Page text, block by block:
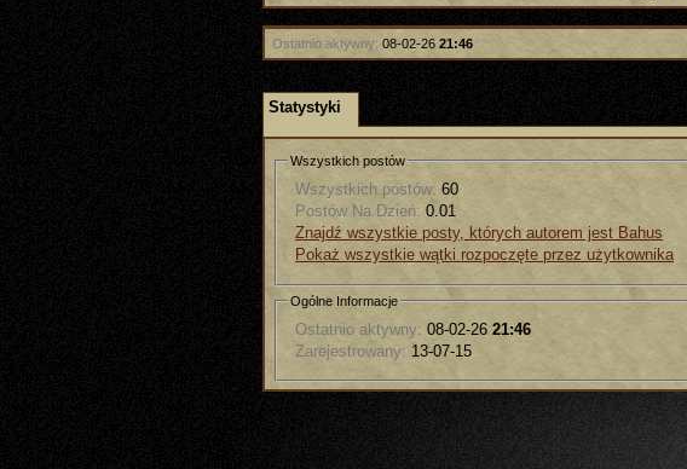
Ostatnio aktywny: 08-02-26 21:46
Statystyki
Wszystkich postów
Wszystkich postów: 60
Postów Na Dzień: 0.01
Znajdź wszystkie posty, których autorem jest Bahus
Pokaż wszystkie wątki rozpoczęte przez użytkownika
Ogólne Informacje
Ostatnio aktywny: 08-02-26 21:46
Zarejestrowany: 13-07-15